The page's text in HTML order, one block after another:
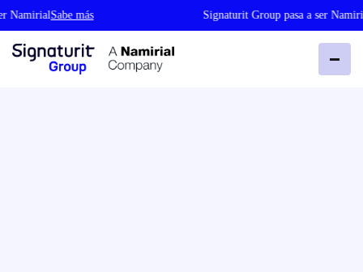
Sabe más Signaturit Group pasa a ser Namirial